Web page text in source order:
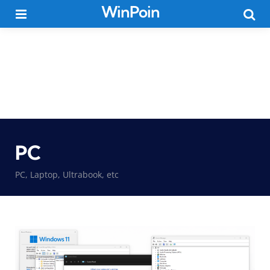
WinPoin
PC
PC, Laptop, Ultrabook, etc